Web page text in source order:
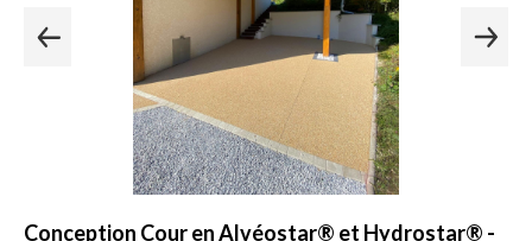
Conception Cour en Alvéostar® et Hydrostar® -